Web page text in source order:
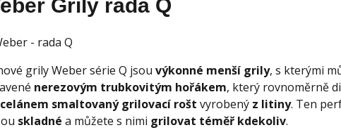
Grily řada Q
grily Weber série Q jsou výkonné menší grily, s kterými
nerezovým trubkovitým hořákem, který rovnoměrně
smaltovaný grilovací rošt vyrobený z litiny. Ten
skladné a můžete s nimi grilovat téměř kdekoliv.